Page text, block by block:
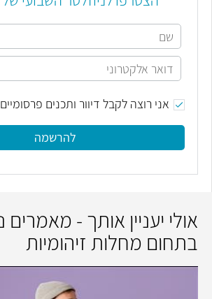
אני רוצה לקבל דיוור ותכנים
להרשמה
אולי יעניין אותך - מאמרים
בתחום מחלות זיהומיות